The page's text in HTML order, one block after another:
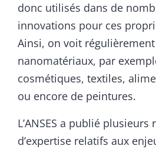
donc utilisés dans de
innovations pour ces
Ainsi, on voit
nanomatériaux, par
cosmétiques, textiles,
ou encore de peintures.
L’ANSES a publié plusieurs
d’expertise relatifs aux